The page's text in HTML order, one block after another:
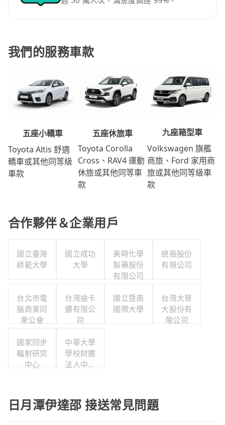
我們的服務車款
五座小轎車
Toyota Altis 舒適
轎車或其他同等級
車款
五座休旅車
Toyota Corolla
Cross、RAV4 運動
休旅或其他同等車
款
九座箱型車
Volkswagen 旗艦
商旅、Ford 家用商
旅或其他同等級車
款
合作夥伴＆企業用戶
國立臺灣
師範大學
國立成功
大學
美時化學
製藥股份
有限公司
統振股份
有限公司
台北市電
腦商業同
業公會
台灣迪卡
儂有限公
司
國立暨南
國際大學
台灣大哥
大股份有
限公司
國家同步
輻射研究
中心
中華大學
學校財團
法人中華
日月潭伊達邵 接送常見問題